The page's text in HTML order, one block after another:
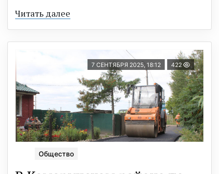
Читать далее
7 СЕНТЯБРЯ 2025, 18:12 422
Общество